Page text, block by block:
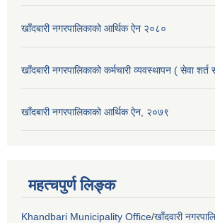
खाँदबारी नगरपालिकाको आर्थिक ऐन २०८०
खाँदबारी नगरपालिकाको कर्मचारी व्यवस्थापन ( सेवा
खाँदबारी नगरपालिकाको आर्थिक ऐन, २०७९
महत्चपुर्ण लिङ्क
Khandbari Municipality Office/खाँदवारी